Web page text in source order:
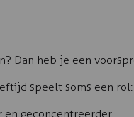
Dan heb je een
speelt soms een
en geconcentreerder.